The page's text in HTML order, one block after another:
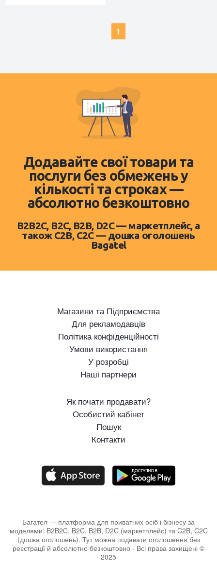
1
Додавайте свої товари та
послуги без обмежень у
кількості та строках —
абсолютно безкоштовно
B2B2C, B2C, B2B, D2C — маркетплейс, а
також C2B, C2C — дошка оголошень
Bagatel
Магазини та Підприємства
Для рекламодавців
Політика конфіденційності
Умови використання
У розробці
Наші партнери
Як почати продавати?
Особистий кабінет
Пошук
Контакти
Багател — платформа для приватних осіб і бізнесу за
моделями: B2B2C, B2C, B2B, D2C (маркетплейс) та C2B, C2C
(дошка оголошень). Тут можна подавати оголошення без
реєстрації й абсолютно безкоштовно - Всі права захищені ©
2025